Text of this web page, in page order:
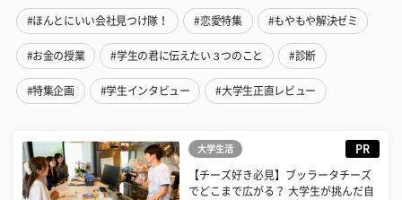
#ほんとにいい会社見つけ隊！ #恋愛特集 #もやもや解決ゼミ
#お金の授業 #学生の君に伝えたい３つのこと #診断
#特集企画 #学生インタビュー #大学生正直レビュー
大学生活 PR
【チーズ好き必見】ブッラータチーズ
でどこまで広がる？ 大学生が挑んだ自